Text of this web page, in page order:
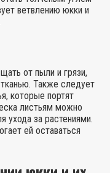
ветвлению юкки и
от пыли и грязи,
Также следует
которые портят
листьям можно
ухода за растениями.
ей оставаться